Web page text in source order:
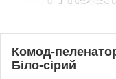
Комод-
Біло-сірий